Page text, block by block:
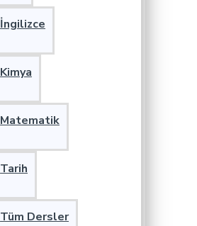
İngilizce
Kimya
Matematik
Tarih
Tüm Dersler